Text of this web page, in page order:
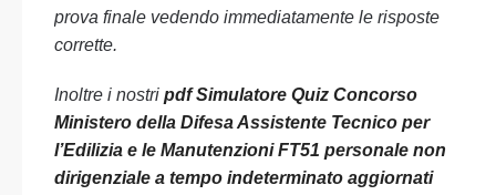
prova finale vedendo immediatamente le risposte
corrette.
Inoltre i nostri pdf Simulatore Quiz Concorso
Ministero della Difesa Assistente Tecnico per
l’Edilizia e le Manutenzioni FT51 personale non
dirigenziale a tempo indeterminato aggiornati